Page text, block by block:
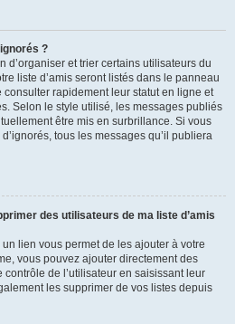
?
d’organiser et trier certains utilisateurs du
liste d’amis seront listés dans le panneau
consulter rapidement leur statut en ligne et
Selon le style utilisé, les messages publiés
être mis en surbrillance. Si vous
tous les messages qu’il publiera
des utilisateurs de ma liste d’amis
lien vous permet de les ajouter à votre
vous pouvez ajouter directement des
de l’utilisateur en saisissant leur
les supprimer de vos listes depuis